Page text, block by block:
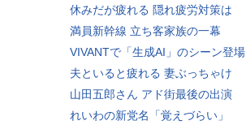
休みだが疲れる 隠れ疲労対策は
満員新幹線 立ち客家族の一幕
VIVANTで「生成AI」のシーン登場
夫といると疲れる 妻ぶっちゃけ
山田五郎さん アド街最後の出演
れいわの新党名「覚えづらい」